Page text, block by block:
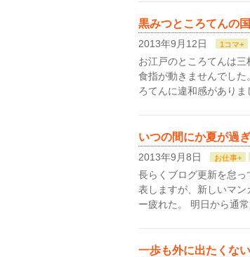
黒みつところてんの
2013年9月12日 1コマ+
お江戸のところてんは
食指が動きませんでした
ろてんに違和感があり
いつの間にか夏が過
2013年9月8日 お仕事+
長らくブログ更新を怠
表しますが、新しいマ
ー疲れた。 明日から通
一歩も外に出たくない